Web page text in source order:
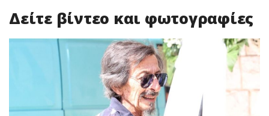
Δείτε βίντεο και φωτογραφίες